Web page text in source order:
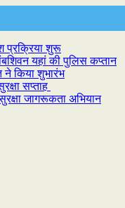
प्रक्रिया शुरू
यहां की पुलिस कप्तान
ने किया शुभारंभ
सप्ताह
जागरूकता अभियान